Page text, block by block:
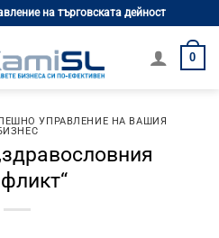
на търговската дейност
0
УПРАВЛЕНИЕ НА ВАШИЯ